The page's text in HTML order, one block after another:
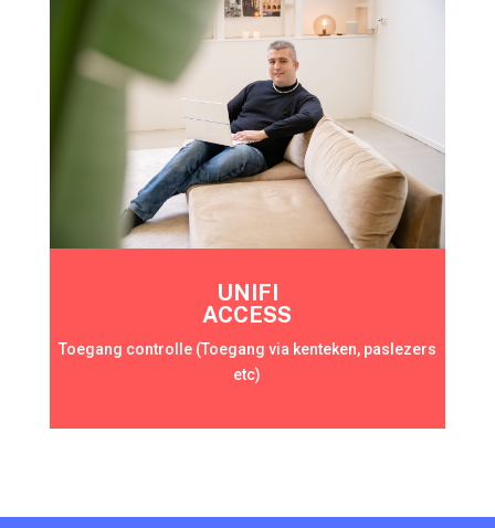
UNIFI
ACCESS
Toegang controlle (Toegang via kenteken, paslezers
etc)